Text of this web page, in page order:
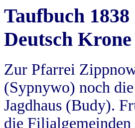
Taufbuch
Deutsch Krone
Zur Pfarrei
(Sypnywo) noch
Jagdhaus (Budy).
die